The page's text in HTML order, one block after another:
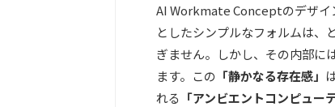
AI Workmate Conceptのデザイ
としたシンプルなフォルムは、
ぎません。しかし、その内部に
ます。この 「静かなる存在感」
れる 「アンビエントコンピュー